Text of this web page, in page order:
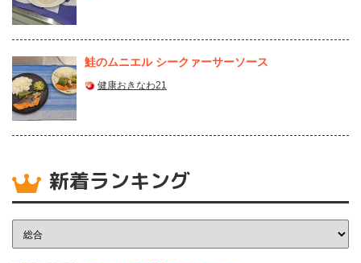
鮭のムニエル シークァーサーソース
健康おきなわ21
新着ランキング